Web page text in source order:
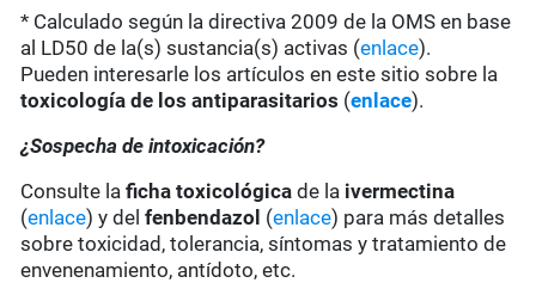
* Calculado según la directiva 2009 de la OMS en base
al LD50 de la(s) sustancia(s) activas (enlace).
Pueden interesarle los artículos en este sitio sobre la
toxicología de los antiparasitarios (enlace).
¿Sospecha de intoxicación?
Consulte laficha toxicológica de la ivermectina
(enlace) y delfenbendazol (enlace) para más detalles
sobre toxicidad, tolerancia, síntomas y tratamiento de
envenenamiento, antídoto, etc.